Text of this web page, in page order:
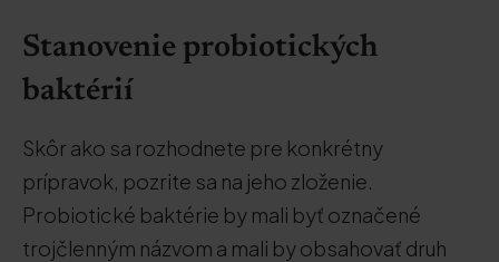
Stanovenie probiotických
baktérií
Skôr ako sa rozhodnete pre konkrétny
prípravok, pozrite sa na jeho zloženie.
Probiotické baktérie by mali byť označené
trojčlenným názvom a mali by obsahovať druh